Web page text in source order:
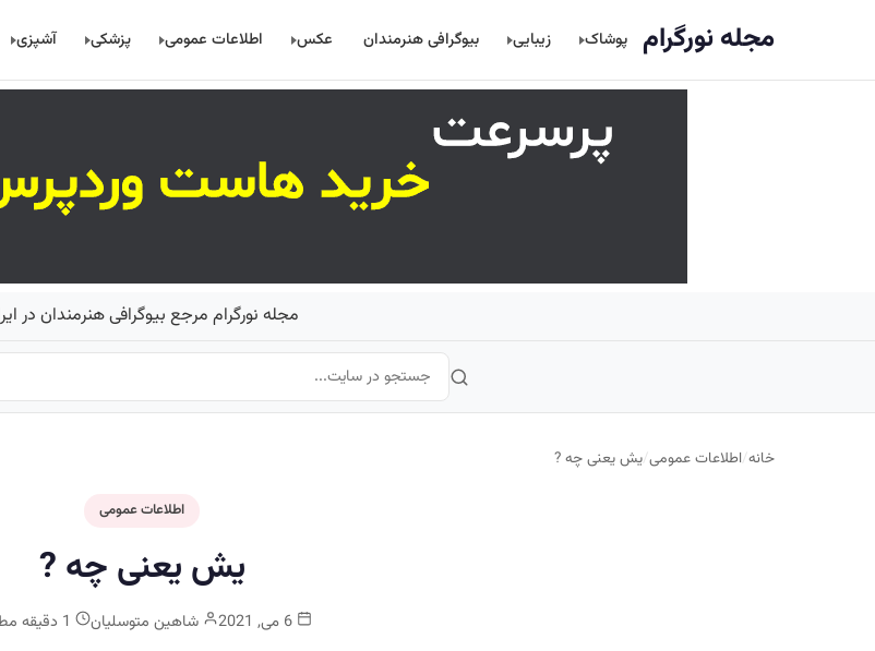
مجله نورگرام پوشاک زیبایی بیوگرافی هنرمندان عکس اطلاعات عمومی پزشکی آشپزی
مجله نورگرام مرجع بیوگرافی هنرمندان در
خانه/اطلاعات عمومی/یش یعنی چه ?
اطلاعات عمومی
یش یعنی چه ?
6 می, 2021 شاهین متوسلیان